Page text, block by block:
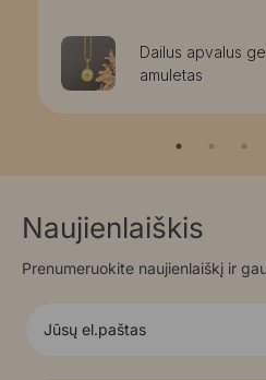
Dailus apvalus
amuletas
Naujienlaiškis
Prenumeruokite naujienlaiškį ir